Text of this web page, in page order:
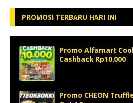
PROMOSI TERBARU HARI INI
Promo Alfamart
Cashback Rp10.000
Promo CHEON